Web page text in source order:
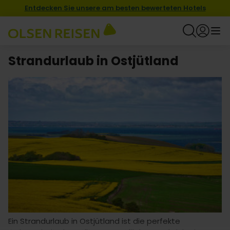
Entdecken Sie unsere am besten bewerteten Hotels
Strandurlaub in Ostjütland
Ein Strandurlaub in Ostjütland ist die perfekte